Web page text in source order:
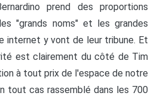
prend des proportions
"grands noms" et les grandes
internet y vont de leur tribune. Et
est clairement du côté de Tim
à tout prix de l'espace de notre
tout cas rassemblé dans les 700